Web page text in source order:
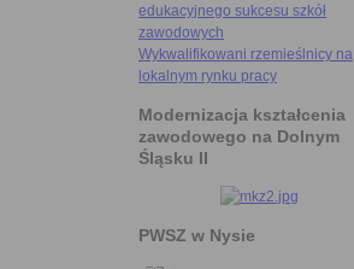
edukacyjnego sukcesu szkół
zawodowych
Wykwalifikowani rzemieślnicy na
lokalnym rynku pracy
Modernizacja kształcenia
zawodowego na Dolnym
Śląsku II
PWSZ w Nysie